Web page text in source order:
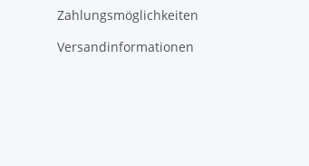
Zahlungsmöglichkeiten
Versandinformationen